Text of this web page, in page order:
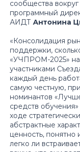
сообщества
программный
АИДТ Антонина
«Консолидация
поддержки,
«УЧПРОМ-2025»
участниками
каждый день
самую честную,
номинантов
средств
ходе
абстрактные
ценность,
легко ли